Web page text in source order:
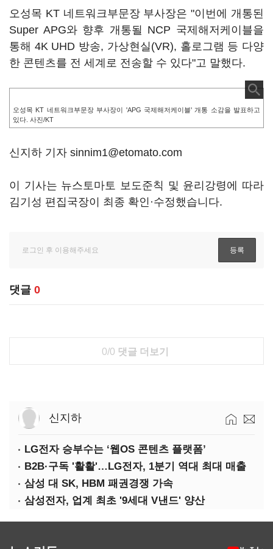
오성목 KT 네트워크부문장 부사장은 "이번에 개통된
Super APG와 향후 개통될 NCP 국제해저케이블을
통해 4K UHD 방송, 가상현실(VR), 홀로그램 등 다양
한 콘텐츠를 전 세계로 전송할 수 있다"고 말했다.
오성목 KT 네트워크부문장 부사장이 'APG 국제해저케이블' 개통 소감을 발표하고
있다. 사진/KT
신지하 기자 sinnim1@etomato.com
이 기사는 뉴스토마토 보도준칙 및 윤리강령에 따라
김기성 편집국장이 최종 확인·수정했습니다.
댓글 0
0/0 댓글 더보기
신지하
LG전자 승부수는 ‘웹OS 콘텐츠 플랫폼’
B2B·구독 '활활'…LG전자, 1분기 역대 최대 매출
삼성 대 SK, HBM 패권경쟁 가속
삼성전자, 업계 최초 '9세대 V낸드' 양산